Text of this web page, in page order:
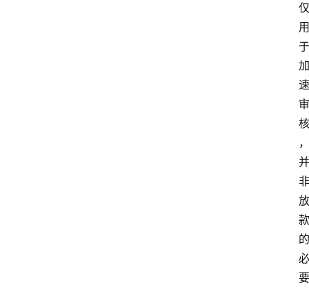
仅
用
于
加
速
审
核
，
并
非
放
款
的
必
要